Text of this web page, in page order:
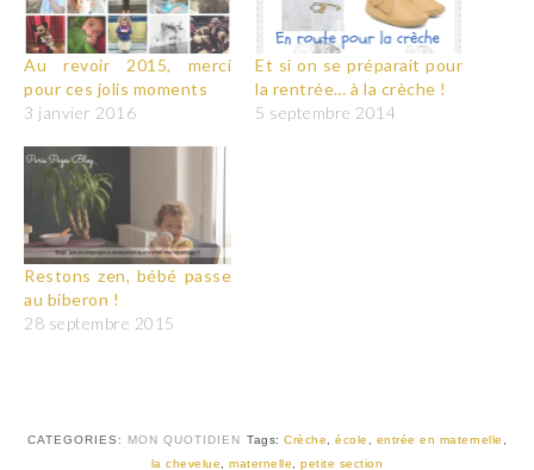
Au revoir 2015, merci
pour ces jolis moments
3 janvier 2016
Et si on se préparait pour
la rentrée… à la crèche !
5 septembre 2014
Restons zen, bébé passe
au biberon !
28 septembre 2015
CATEGORIES: MON QUOTIDIEN Tags: Crèche, école , entrée en maternelle ,
la chevelue,maternelle,petite section